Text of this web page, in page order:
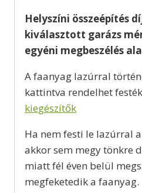
Helyszíni összeépítés
kiválasztott garázs
egyéni megbeszélés
A faanyag lazúrral
kattintva rendelhet
kiegészítők
Ha nem festi le lazúrral
akkor sem megy tönkre
miatt fél éven belül
megfeketedik a faanyag.